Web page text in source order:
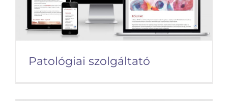
Patológiai szolgáltató